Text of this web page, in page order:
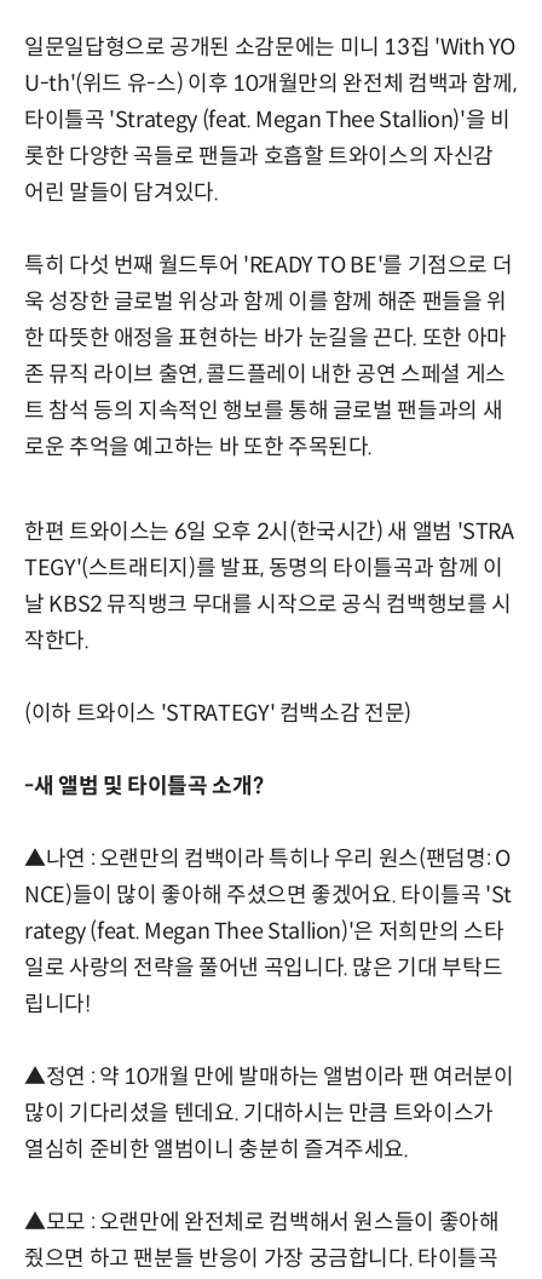
일문일답형으로 공개된 소감문에는 미니 13집 'With YO
U-th'(위드 유-스) 이후 10개월만의 완전체 컴백과 함께,
타이틀곡 'Strategy (feat. Megan Thee Stallion)'을 비
롯한 다양한 곡들로 팬들과 호흡할 트와이스의 자신감
어린 말들이 담겨있다.
특히 다섯 번째 월드투어 'READY TO BE'를 기점으로 더
욱 성장한 글로벌 위상과 함께 이를 함께 해준 팬들을 위
한 따뜻한 애정을 표현하는 바가 눈길을 끈다. 또한 아마
존 뮤직 라이브 출연, 콜드플레이 내한 공연 스페셜 게스
트 참석 등의 지속적인 행보를 통해 글로벌 팬들과의 새
로운 추억을 예고하는 바 또한 주목된다.
한편 트와이스는 6일 오후 2시(한국시간) 새 앨범 'STRA
TEGY'(스트래티지)를 발표, 동명의 타이틀곡과 함께 이
날 KBS2 뮤직뱅크 무대를 시작으로 공식 컴백행보를 시
작한다.
(이하 트와이스 'STRATEGY' 컴백소감 전문)
-새 앨범 및 타이틀곡 소개?
▲나연 : 오랜만의 컴백이라 특히나 우리 원스(팬덤명: O
NCE)들이 많이 좋아해 주셨으면 좋겠어요. 타이틀곡 'St
rategy (feat. Megan Thee Stallion)'은 저희만의 스타
일로 사랑의 전략을 풀어낸 곡입니다. 많은 기대 부탁드
립니다!
▲정연 : 약 10개월 만에 발매하는 앨범이라 팬 여러분이
많이 기다리셨을 텐데요. 기대하시는 만큼 트와이스가
열심히 준비한 앨범이니 충분히 즐겨주세요.
▲모모 : 오랜만에 완전체로 컴백해서 원스들이 좋아해
줬으면 하고 팬분들 반응이 가장 궁금합니다. 타이틀곡